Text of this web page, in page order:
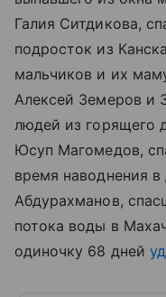
Галия Ситдикова,
подросток из
мальчиков и их
Алексей Земеров и
людей из горящего
Юсуп Магомедов,
время наводнения
Абдурахманов,
потока воды в
одиночку 68 дней